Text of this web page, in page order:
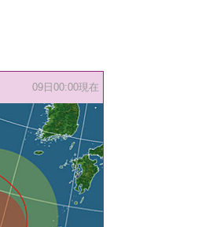
09日00:00現在